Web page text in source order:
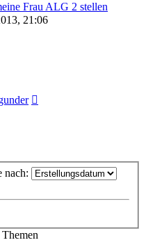
Frau ALG 2 stellen
21:06
nach:
Themen